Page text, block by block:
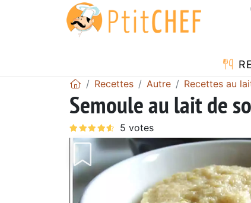
Recettes Autre Recettes au
Semoule au lait de